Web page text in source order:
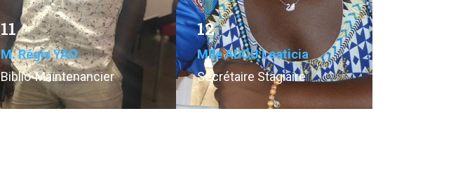
11
M. Régis YAO
Biblio-Maintenancier
12
Mlle ADOU Leaticia
Secrétaire Stagiaire